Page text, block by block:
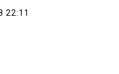
22:11